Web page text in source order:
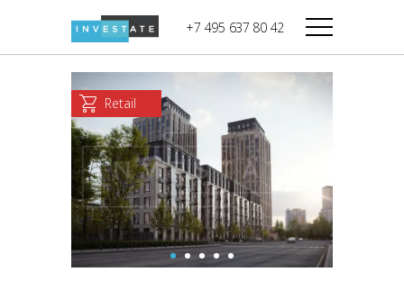
+7 495 637 80 42
Дикси
Мираторг
Магнолия
В башне
Башня Федерация-II
Башня Федерация-I
Восток
Город Столиц,
Северный блок
Город Столиц,
Южный блок
Retail